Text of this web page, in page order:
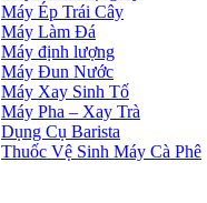
Máy Ép Trái Cây
Máy Làm Đá
Máy định lượng
Máy Đun Nước
Máy Xay Sinh Tố
Máy Pha – Xay Trà
Dụng Cụ Barista
Thuốc Vệ Sinh Máy Cà Phê